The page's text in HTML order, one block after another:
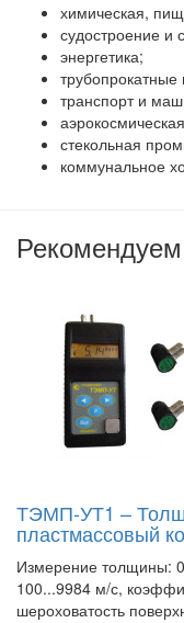
химическая,
судостроение и
энергетика;
трубопрокатные
транспорт и
стекольная
коммунальное
ТЭМП-УТ1 –
пластмассовый
Измерение толщины:
100...9984 м/с,
шероховатость